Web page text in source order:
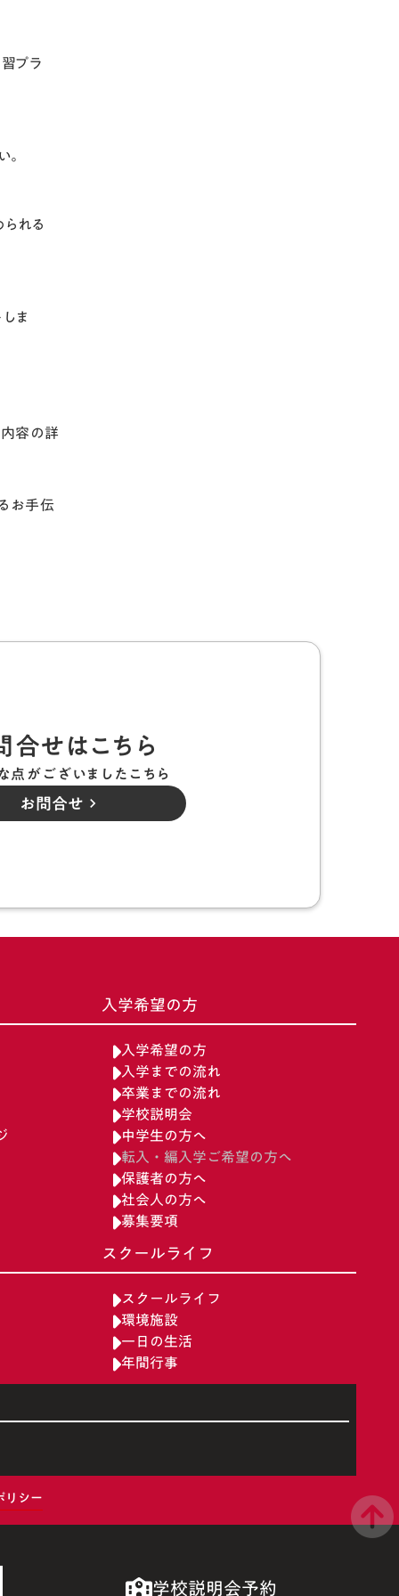
プラ
れる
ま
容の詳
お手伝
合せはこちら
点がございましたこちら
お問合せ keyboard_arrow_right
学校説明会予約
入学希望の方
入学希望の方
入学までの流れ
卒業までの流れ
学校説明会
中学生の方へ
転入・編入学ご希望の方へ
保護者の方へ
社会人の方へ
募集要項
スクールライフ
スクールライフ
環境施設
一日の生活
年間行事
シー